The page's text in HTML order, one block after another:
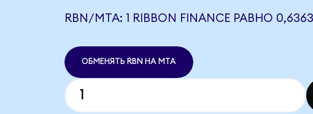
RBN/MTA: 1 RIBBON FINANCE РАВНО
ОБМЕНЯТЬ RBN НА MTA